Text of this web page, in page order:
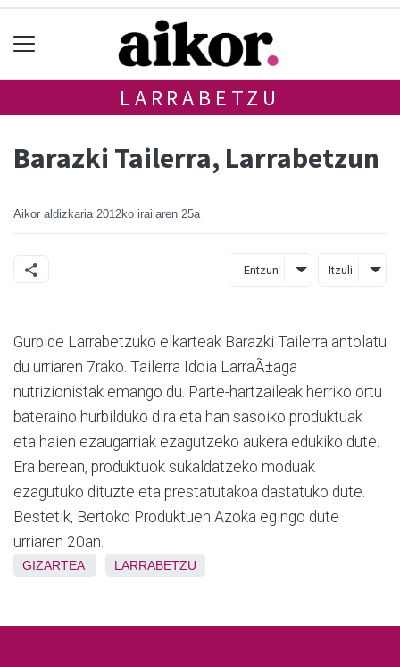
LARRABETZU
Barazki Tailerra, Larrabetzun
Aikor aldizkaria 2012ko irailaren 25a
Entzun Itzuli
Gurpide Larrabetzuko elkarteak Barazki Tailerra antolatu
du urriaren 7rako. Tailerra Idoia LarraÃ±aga
nutrizionistak emango du. Parte-hartzaileak herriko ortu
bateraino hurbilduko dira eta han sasoiko produktuak
eta haien ezaugarriak ezagutzeko aukera edukiko dute.
Era berean, produktuok sukaldatzeko moduak
ezagutuko dituzte eta prestatutakoa dastatuko dute.
Bestetik, Bertoko Produktuen Azoka egingo dute
urriaren 20an.
GIZARTEA LARRABETZU